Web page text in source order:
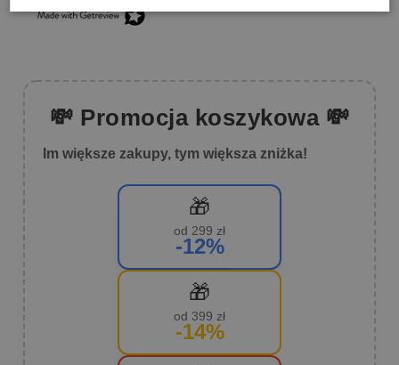
💸 Promocja koszykowa 💸
Im większe zakupy, tym większa zniżka!
🎁
od 299 zł
-12%
🎁
od 399 zł
-14%